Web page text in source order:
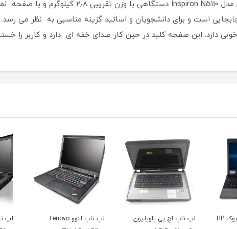
خوبی دارد. این صفحه کلید در حین کار صدای خفه ای دارد و کاربر را
لپ تاپ لنوو Lenovo
لپ تاپ لنوو تینک پد
لپ